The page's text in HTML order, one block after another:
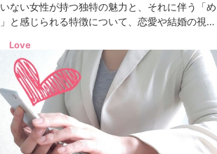
ない女性が持つ独特の魅力と、それに伴う「め
と感じられる特徴について、恋愛や結婚の視点
もに、これらの特徴を理解し、上手に対応する
します。
Love